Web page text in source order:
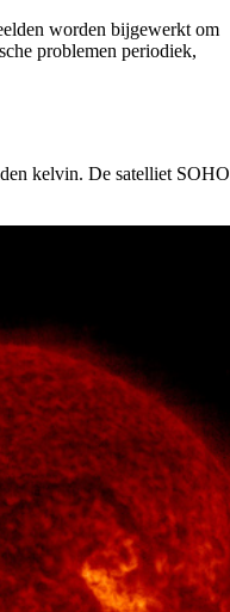
worden bijgewerkt om
problemen periodiek,
kelvin. De satelliet SOHO